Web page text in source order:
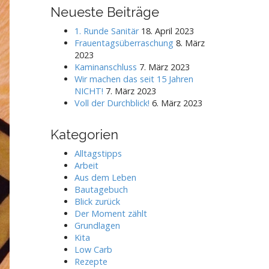
c
Neueste Beiträge
1. Runde Sanitär 18. April 2023
Frauentagsüberraschung 8. März
2023
Kaminanschluss 7. März 2023
Wir machen das seit 15 Jahren
NICHT! 7. März 2023
Voll der Durchblick! 6. März 2023
Kategorien
Alltagstipps
Arbeit
Aus dem Leben
Bautagebuch
Blick zurück
Der Moment zählt
Grundlagen
Kita
Low Carb
Rezepte